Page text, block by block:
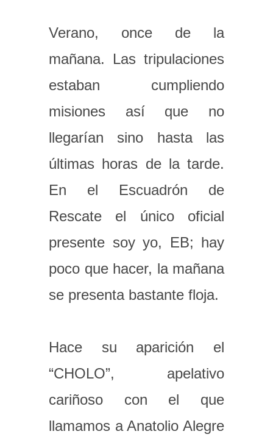
Verano, once de la
mañana. Las tripulaciones
estaban cumpliendo
misiones así que no
llegarían sino hasta las
últimas horas de la tarde.
En el Escuadrón de
Rescate el único oficial
presente soy yo, EB; hay
poco que hacer, la mañana
se presenta bastante floja.
Hace su aparición el
“CHOLO”, apelativo
cariñoso con el que
llamamos a Anatolio Alegre